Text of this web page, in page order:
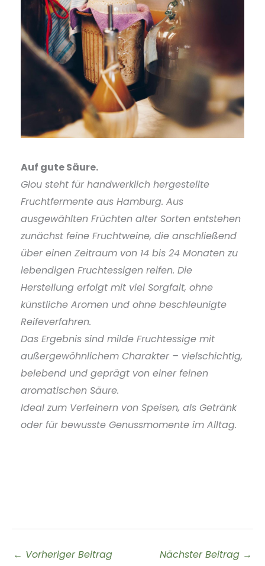
Auf gute Säure.
Glou steht für handwerklich hergestellte
Fruchtfermente aus Hamburg. Aus
ausgewählten Früchten alter Sorten entstehen
zunächst feine Fruchtweine, die anschließend
über einen Zeitraum von 14 bis 24 Monaten zu
lebendigen Fruchtessigen reifen. Die
Herstellung erfolgt mit viel Sorgfalt, ohne
künstliche Aromen und ohne beschleunigte
Reifeverfahren.
Das Ergebnis sind milde Fruchtessige mit
außergewöhnlichem Charakter – vielschichtig,
belebend und geprägt von einer feinen
aromatischen Säure.
Ideal zum Verfeinern von Speisen, als Getränk
oder für bewusste Genussmomente im Alltag.
← Vorheriger Beitrag Nächster Beitrag →